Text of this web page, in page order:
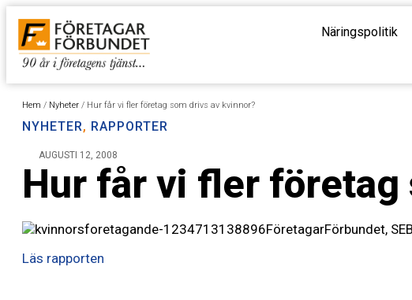
Näringspolitik
Hem / Nyheter / Hur får vi fler företag som drivs av kvinnor?
NYHETER, RAPPORTER
AUGUSTI 12, 2008
Hur får vi fler företag
FöretagarFörbundet,
Läs rapporten